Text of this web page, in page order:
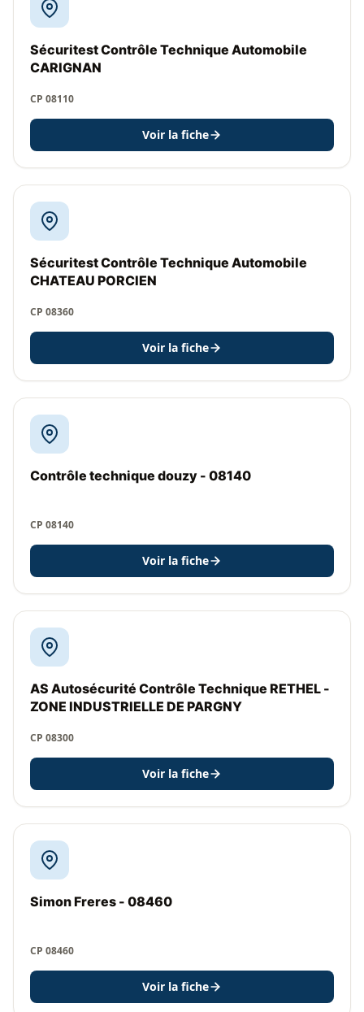
Sécuritest Contrôle Technique Automobile
CARIGNAN
CP 08110
Voir la fiche
Sécuritest Contrôle Technique Automobile
CHATEAU PORCIEN
CP 08360
Voir la fiche
Contrôle technique douzy - 08140
CP 08140
Voir la fiche
AS Autosécurité Contrôle Technique RETHEL -
ZONE INDUSTRIELLE DE PARGNY
CP 08300
Voir la fiche
Simon Freres - 08460
CP 08460
Voir la fiche